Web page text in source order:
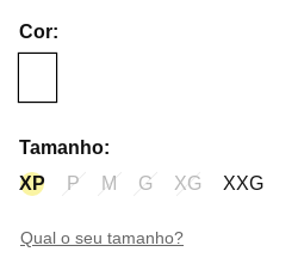
Cor:
Tamanho:
XP
P M G XG XXG
qual o seu tamanho?